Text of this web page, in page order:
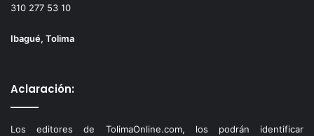
310 277 53 10
Ibagué, Tolima
Aclaración:
Los editores de TolimaOnline.com, los podrán identificar